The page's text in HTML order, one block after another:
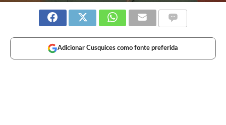
Adicionar Cusquices como fonte preferida